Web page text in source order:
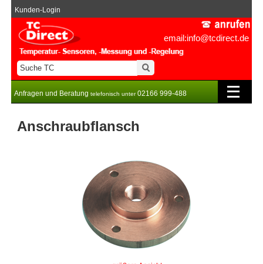
email:info@tcdirect.de
Kunden-Login
Anfragen und Beratung telefonisch unter02166 999-488
Anschraubflansch